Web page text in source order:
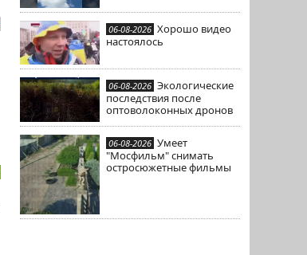
06-08-2026 Хорошо видео
настоялось
06-08-2026 Экологические
последствия после
оптоволоконных дронов
06-08-2026 Умеет
"Мосфильм" снимать
остросюжетные фильмы